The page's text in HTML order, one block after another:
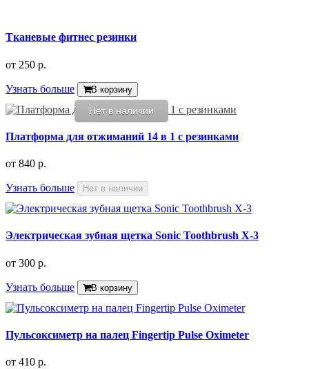
Тканевые фитнес резинки
от 250 р.
Узнать больше В корзину
Нет в наличии
Платформа для отжиманий 14 в 1 с резинками
от 840 р.
Узнать больше Нет в наличии
Электрическая зубная щетка Sonic Toothbrush X-3
от 300 р.
Узнать больше В корзину
Пульсоксиметр на палец Fingertip Pulse Oximeter
от 410 р.